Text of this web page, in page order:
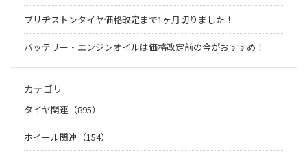
ブリヂストンタイヤ価格改定まで1ヶ月切りました！
バッテリー・エンジンオイルは価格改定前の今がおすすめ！
カテゴリ
タイヤ関連（895）
ホイール関連（154）